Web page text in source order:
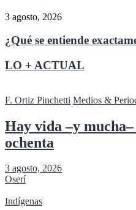
3 agosto, 2026
¿Qué se entiende
LO + ACTUAL
F. Ortiz Pinchetti Medios &
Hay vida –y mucha–
ochenta
3 agosto, 2026
Oserí
Indígenas